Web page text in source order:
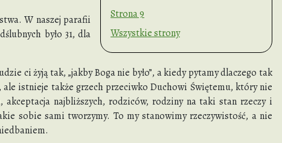
Strona 9
Wszystkie strony
W naszej parafii
było 31, dla
ci żyją tak, „jakby Boga nie było”, a kiedy pytamy dlaczego tak
ale istnieje także grzech przeciwko Duchowi Świętemu, który nie
akceptacja najbliższych, rodziców, rodziny na taki stan rzeczy i
sobie sami tworzymy. To my stanowimy rzeczywistość, a nie